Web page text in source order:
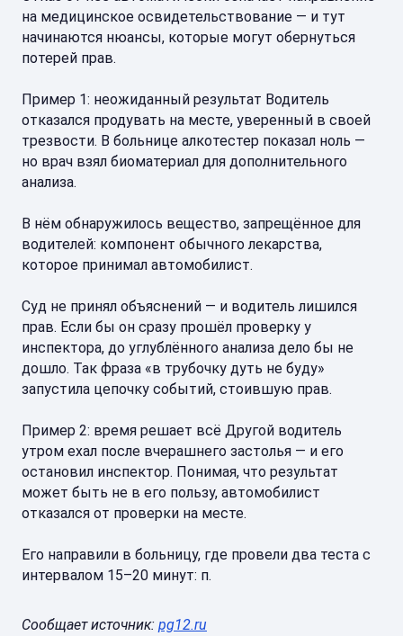
на медицинское освидетельствование — и тут
начинаются нюансы, которые могут обернуться
потерей прав.
Пример 1: неожиданный результат Водитель
отказался продувать на месте, уверенный в своей
трезвости. В больнице алкотестер показал ноль —
но врач взял биоматериал для дополнительного
анализа.
В нём обнаружилось вещество, запрещённое для
водителей: компонент обычного лекарства,
которое принимал автомобилист.
Суд не принял объяснений — и водитель лишился
прав. Если бы он сразу прошёл проверку у
инспектора, до углублённого анализа дело бы не
дошло. Так фраза «в трубочку дуть не буду»
запустила цепочку событий, стоившую прав.
Пример 2: время решает всё Другой водитель
утром ехал после вчерашнего застолья — и его
остановил инспектор. Понимая, что результат
может быть не в его пользу, автомобилист
отказался от проверки на месте.
Его направили в больницу, где провели два теста с
интервалом 15–20 минут: п.
Сообщает источник: pg12.ru